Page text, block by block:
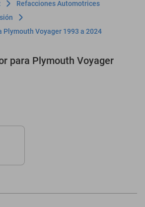
Refacciones Automotrices
Plymouth Voyager 1993 a 2024
para Plymouth Voyager